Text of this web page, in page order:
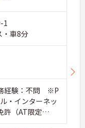
1
・車8分
経験：不問 ※P
・インターネッ
許（AT限定